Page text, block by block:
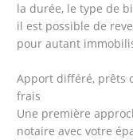
la durée, le type de
il est possible de
pour autant
Apport différé, prêts
frais
Une première
notaire avec votre